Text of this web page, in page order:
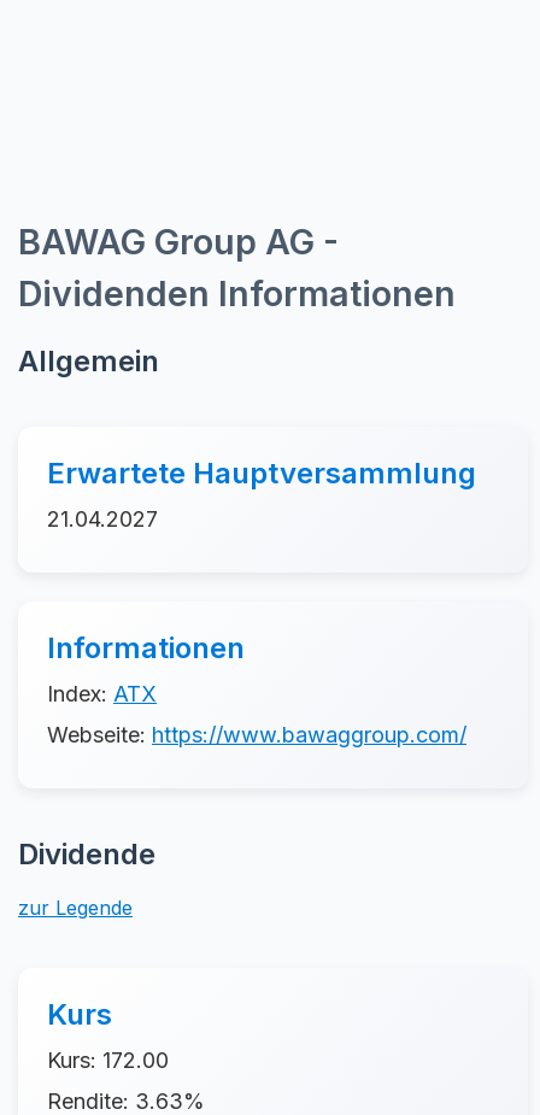
BAWAG Group AG -
Dividenden Informationen
Allgemein
Erwartete Hauptversammlung
21.04.2027
Informationen
Index: ATX
Webseite: https://www.bawaggroup.com/
Dividende
zur Legende
Kurs
Kurs: 172.00
Rendite: 3.63%